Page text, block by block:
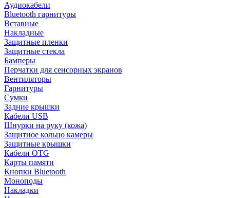
Аудиокабели
Bluetooth гарнитуры
Вставные
Накладные
Защитные пленки
Защитные стекла
Бамперы
Перчатки для сенсорных экранов
Вентиляторы
Гарнитуры
Сумки
Задние крышки
Кабели USB
Шнурки на руку (кожа)
Защитное кольцо камеры
Защитные крышки
Кабели OTG
Карты памяти
Кнопки Bluetooth
Моноподы
Накладки